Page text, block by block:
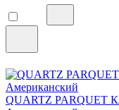
QUARTZ PARQUET